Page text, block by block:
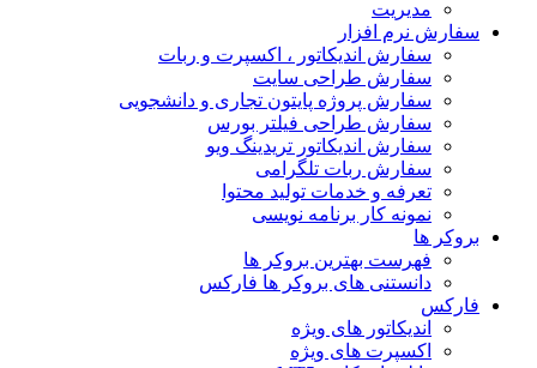
مدیریت
سفارش نرم افزار
سفارش اندیکاتور ، اکسپرت و ربات
سفارش طراحی سایت
سفارش پروژه پایتون تجاری و دانشجویی
سفارش طراحی فیلتر بورس
سفارش اندیکاتور تریدینگ ویو
سفارش ربات تلگرامی
تعرفه و خدمات تولید محتوا
نمونه کار برنامه نویسی
بروکر ها
فهرست بهترین بروکر ها
دانستنی های بروکر ها فارکس
فارکس
اندیکاتور های ویژه
اکسپرت های ویژه